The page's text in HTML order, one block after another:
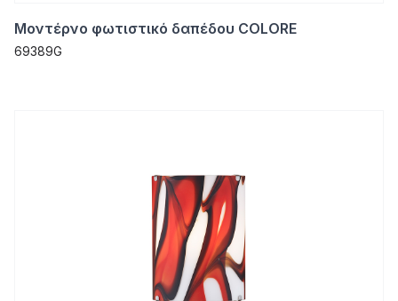
Μοντέρνο φωτιστικό δαπέδου COLORE
69389G